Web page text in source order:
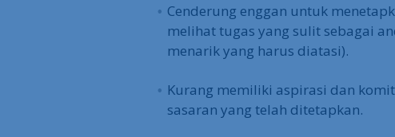
Cenderung enggan untuk
melihat tugas yang sulit sebagai
menarik yang harus diatasi).
Kurang memiliki aspirasi dan
sasaran yang telah ditetapkan.